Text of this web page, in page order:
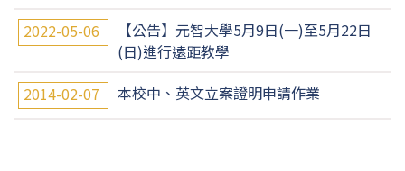
2022-05-06
【公告】元智大學5月9日(一)至5月22日
(日)進行遠距教學
2014-02-07
本校中、英文立案證明申請作業